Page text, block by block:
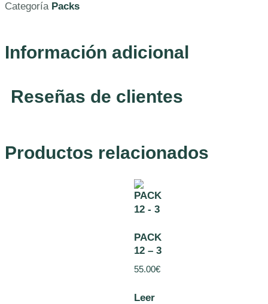
Categoría Packs
Información adicional
Reseñas de clientes
Productos relacionados
PACK
12 – 3
55.00€
Leer